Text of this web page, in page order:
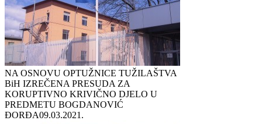
NA OSNOVU OPTUŽNICE TUŽILAŠTVA
BiH IZREČENA PRESUDA ZA
KORUPTIVNO KRIVIČNO DJELO U
PREDMETU BOGDANOVIĆ
ĐORĐA09.03.2021.